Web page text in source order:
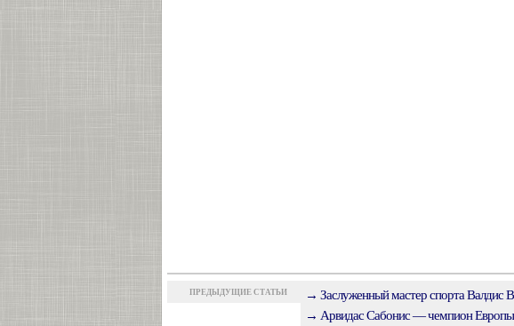
ПРЕДЫДУЩИЕ СТАТЬИ
→ Заслуженный мастер спорта Валдис
→ Арвидас Сабонис — чемпион